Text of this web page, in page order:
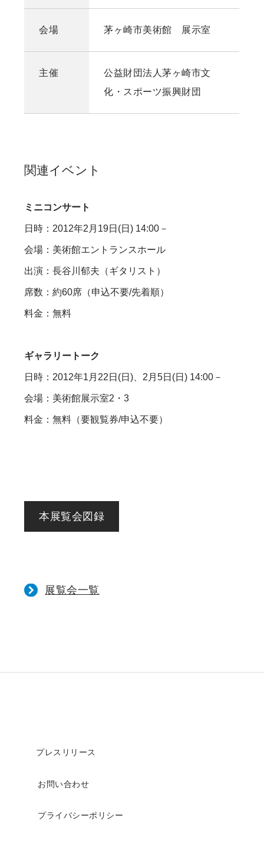
会場 茅ヶ崎市美術館 展示室
主催
公益財団法人茅ヶ崎市文
化・スポーツ振興財団
関連イベント
ミニコンサート
日時：2012年2月19日(日) 14:00－
会場：美術館エントランスホール
出演：長谷川郁夫（ギタリスト）
席数：約60席（申込不要/先着順）
料金：無料
ギャラリートーク
日時：2012年1月22日(日)、2月5日(日) 14:00－
会場：美術館展示室2・3
料金：無料（要観覧券/申込不要）
本展覧会図録
展覧会一覧
プレスリリース
お問い合わせ
プライバシーポリシー